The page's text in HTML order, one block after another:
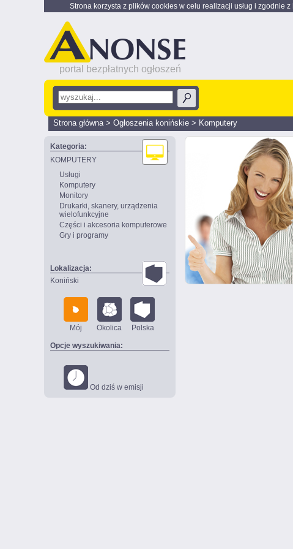
Strona korzysta z plików cookies w celu realizacji usług i zgodnie z
portal bezpłatnych ogłoszeń
Strona główna> Ogłoszenia konińskie > Komputery
Kategoria:
KOMPUTERY
Usługi
Komputery
Monitory
Drukarki, skanery, urządzenia
wielofunkcyjne
Części i akcesoria komputerowe
Gry i programy
Lokalizacja:
Koniński
Mój Okolica Polska
Opcje wyszukiwania:
Od dziś w emisji